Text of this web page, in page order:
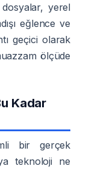
yerel
eğlence ve
geçici olarak
ölçüde
Kadar
bir gerçek
teknoloji ne